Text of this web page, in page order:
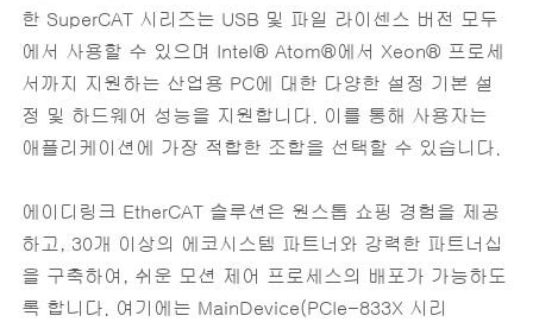
한 SuperCAT 시리즈는 USB 및 파일 라이센스 버전 모두
에서 사용할 수 있으며 Intel® Atom®에서 Xeon® 프로세
서까지 지원하는 산업용 PC에 대한 다양한 설정 기본 설
정 및 하드웨어 성능을 지원합니다. 이를 통해 사용자는
애플리케이션에 가장 적합한 조합을 선택할 수 있습니다.
에이디링크 EtherCAT 솔루션은 원스톱 쇼핑 경험을 제공
하고, 30개 이상의 에코시스템 파트너와 강력한 파트너십
을 구축하여, 쉬운 모션 제어 프로세스의 배포가 가능하도
록 합니다. 여기에는 MainDevice(PCIe-833X 시리